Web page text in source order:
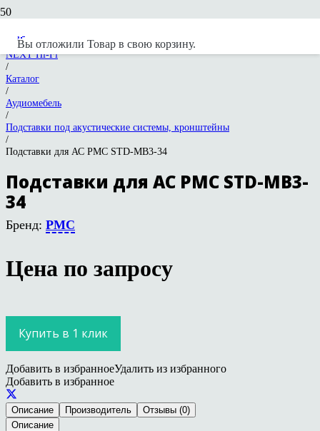
Вы отложили Товар в свою корзину.
NEXT Hi-Fi
/
Каталог
/
Аудиомебель
/
Подставки под акустические системы, кронштейны
/
Подставки для АС PMC STD-MB3-34
Подставки для АС PMC STD-MB3-
34
Бренд: PMC
Цена по запросу
Купить в 1 клик
Добавить в избранноеУдалить из избранного
Добавить в избранное
Описание Производитель
Отзывы (0)
Описание